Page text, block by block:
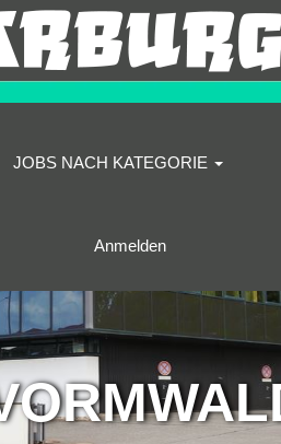
JOBS NACH KATEGORIE
Anmelden